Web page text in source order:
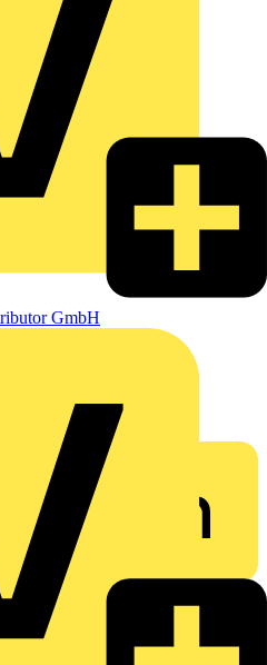
GmbH
Zugang zu Branchennews,
und Tools – alles auf einer